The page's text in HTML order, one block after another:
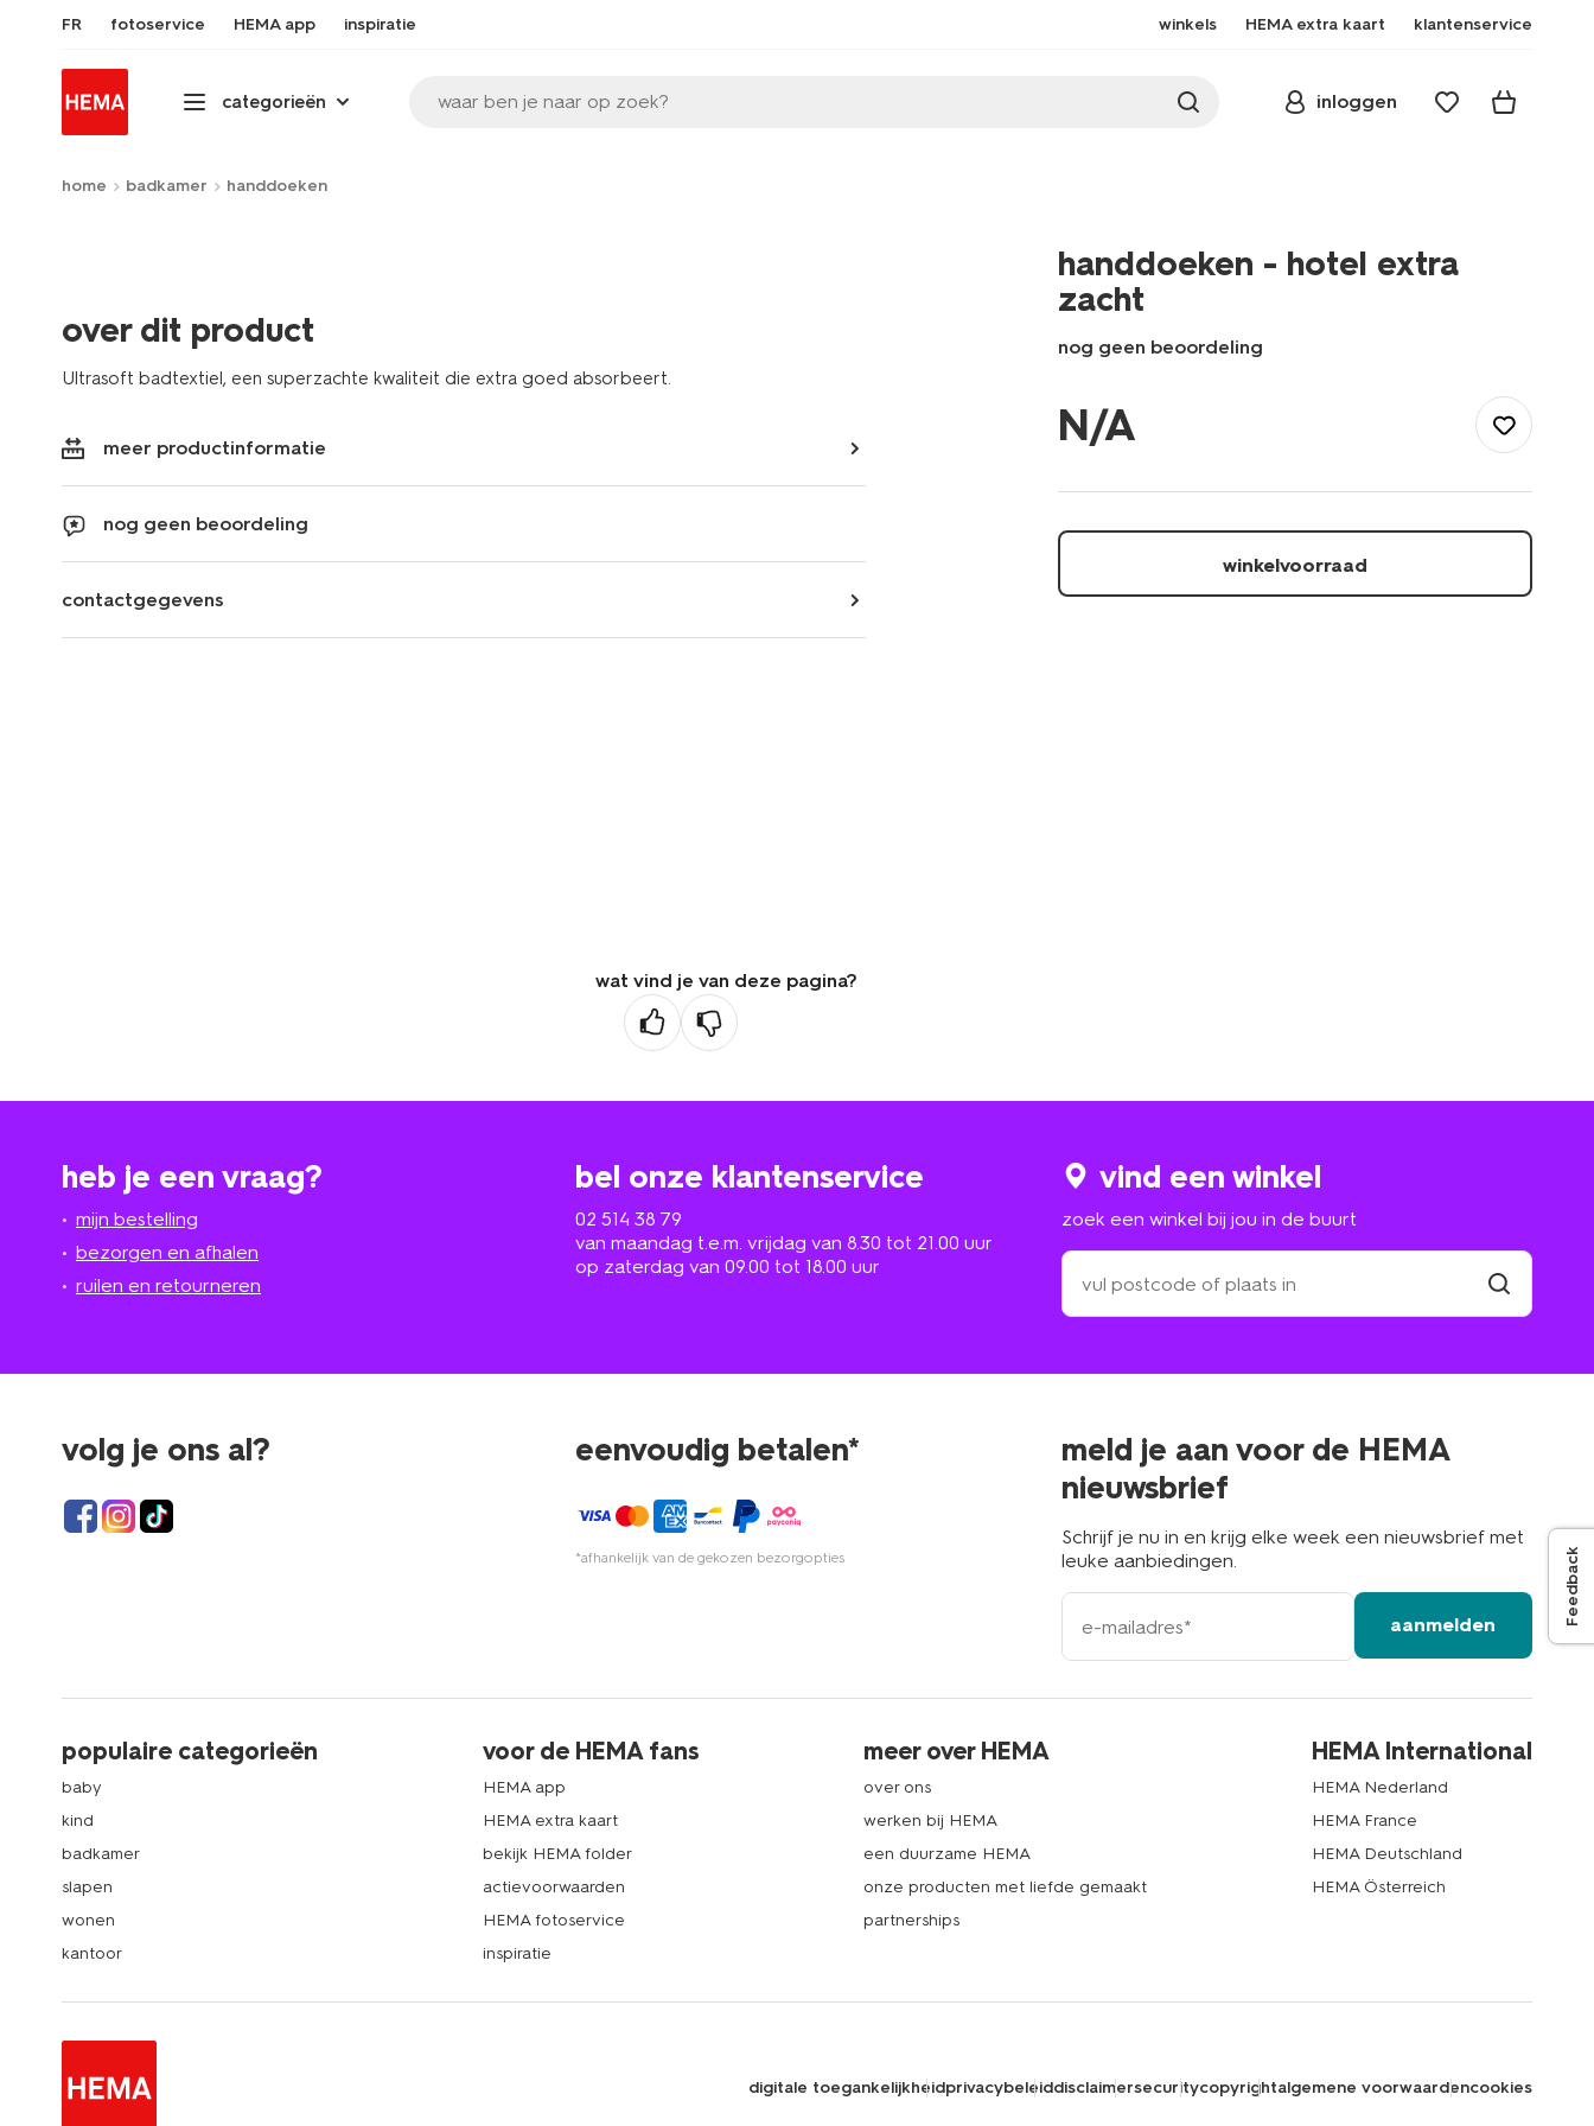
FR fotoservice HEMA app inspiratie winkels HEMA extra kaart klantenservice
categorieën waar ben je naar op zoek? inloggen
home badkamer handdoeken
over dit product
Ultrasoft badtextiel, een superzachte kwaliteit die extra goed absorbeert.
meer productinformatie
nog geen beoordeling
contactgegevens
handdoeken - hotel extra
zacht
nog geen beoordeling
be/badkamer/handdoeken/handdoeken-
zacht-
N/A
winkelvoorraad
wat vind je van deze pagina?
heb je een vraag?
mijn bestelling
bezorgen en afhalen
ruilen en retourneren
bel onze klantenservice
02 514 38 79
van maandag t.e.m. vrijdag van 8.30 tot 21.00 uur
op zaterdag van 09.00 tot 18.00 uur
vind een winkel
zoek een winkel bij jou in de buurt
zoek
een
winkel
in
volg je ons al? eenvoudig betalen*
*afhankelijk van de gekozen bezorgopties
meld je aan voor de HEMA
nieuwsbrief
Schrijf je nu in en krijg elke week een nieuwsbrief met
leuke aanbiedingen.
e-
mailadres
aanmelden
populaire categorieën
baby
kind
badkamer
slapen
wonen
kantoor
voor de HEMA fans
HEMA app
HEMA extra kaart
bekijk HEMA folder
actievoorwaarden
HEMA fotoservice
inspiratie
meer over HEMA
over ons
werken bij HEMA
een duurzame HEMA
onze producten met liefde gemaakt
partnerships
HEMA International
HEMA Nederland
HEMA France
HEMA Deutschland
HEMA Österreich
digitale toegankelijkheidprivacybeleiddisclaimersecuritycopyrightalgemene voorwaardencookies
Feedback